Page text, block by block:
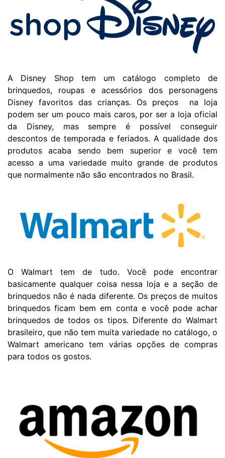
A Disney Shop tem um catálogo completo de
brinquedos, roupas e acessórios dos personagens
Disney favoritos das crianças. Os preços na loja
podem ser um pouco mais caros, por ser a loja oficial
da Disney, mas sempre é possível conseguir
descontos de temporada e feriados. A qualidade dos
produtos acaba sendo bem superior e você tem
acesso a uma variedade muito grande de produtos
que normalmente não são encontrados no Brasil.
O Walmart tem de tudo. Você pode encontrar
basicamente qualquer coisa nessa loja e a seção de
brinquedos não é nada diferente. Os preços de muitos
brinquedos ficam bem em conta e você pode achar
brinquedos de todos os tipos. Diferente do Walmart
brasileiro, que não tem muita variedade no catálogo, o
Walmart americano tem várias opções de compras
para todos os gostos.